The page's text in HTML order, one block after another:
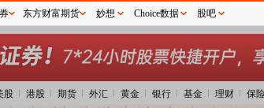
股 港股 期货 外汇 黄金 银行 基金 理财 保
东方财富期货 妙想 Choice数据 股吧